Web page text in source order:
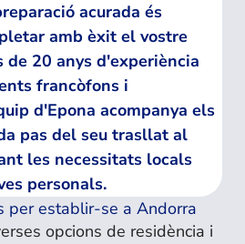
acurada és
amb èxit el vostre
de 20 anys d'experiència
francòfons i
d'Epona acompanya els
pas del seu trasllat al
les necessitats locals
personals.
per establir-se a Andorra
opcions de residència i